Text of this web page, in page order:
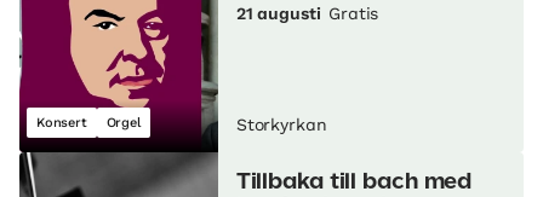
Konsert Orgel
21 augusti Gratis
Storkyrkan
Tillbaka till bach med